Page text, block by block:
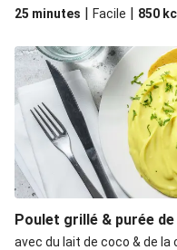
25 minutes | Facile | 850
Poulet grillé & purée
avec du lait de coco & de la